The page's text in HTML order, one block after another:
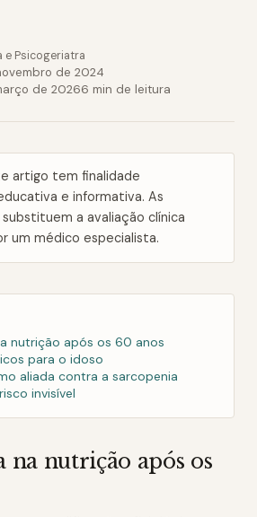
e Psicogeriatra
de 2024
de 20266 min de leitura
artigo tem finalidade
e informativa. As
a avaliação clínica
um médico especialista.
nutrição após os 60 anos
para o idoso
aliada contra a sarcopenia
invisível
na nutrição após os